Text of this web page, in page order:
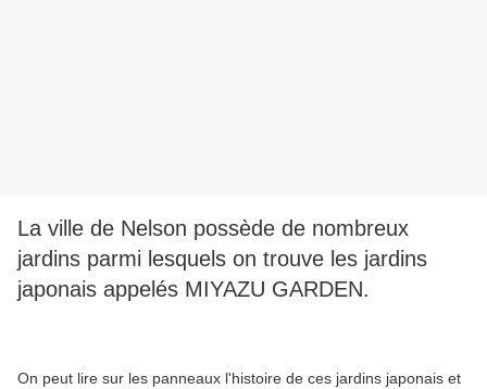
La ville de Nelson possède de nombreux
jardins parmi lesquels on trouve les jardins
japonais appelés MIYAZU GARDEN.
On peut lire sur les panneaux l'histoire de ces jardins japonais et